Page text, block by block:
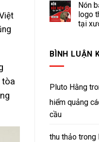
tòa
Nón
logo
tại
BÌNH LUẬN
Pluto Hằng
hiểm quảng
cầu
thu thảo trong